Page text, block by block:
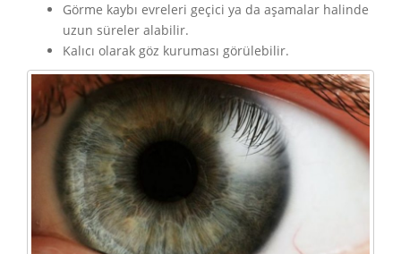
Görme kaybı evreleri geçici ya da aşamalar halinde
uzun süreler alabilir.
Kalıcı olarak göz kuruması görülebilir.